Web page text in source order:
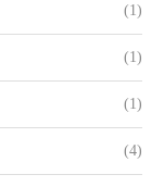
(1)
(1)
(1)
(4)